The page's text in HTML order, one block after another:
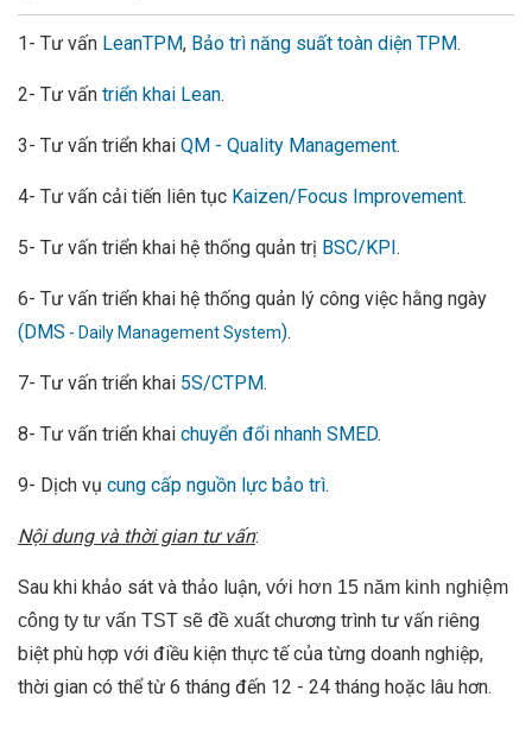
1- Tư vấn LeanTPM, Bảo trì năng suất toàn diện TPM.
2- Tư vấn triển khai Lean.
3- Tư vấn triển khai QM - Quality Management.
4- Tư vấn cải tiến liên tục Kaizen/Focus Improvement.
5- Tư vấn triển khai hệ thống quản trị BSC/KPI.
6- Tư vấn triển khai hệ thống quản lý công việc hằng ngày
(DMS - Daily Management System).
7- Tư vấn triển khai 5S/CTPM.
8- Tư vấn triển khai chuyển đổi nhanh SMED.
9- Dịch vụ cung cấp nguồn lực bảo trì.
Nội dung và thời gian tư vấn:
Sau khi khảo sát và thảo luận, với hơn 15 năm kinh nghiệm
công ty tư vấn TST sẽ đề xuấtchương trình tư vấn riêng
biệt phù hợp với điều kiện thực tế của từng doanh nghiệp,
thời gian có thể từ 6 tháng đến 12 - 24 tháng hoặc lâu hơn.